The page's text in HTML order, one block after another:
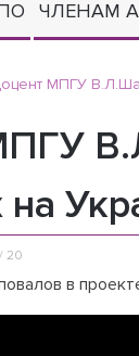
ЧЛЕНАМ
МПГУ
на
20
в